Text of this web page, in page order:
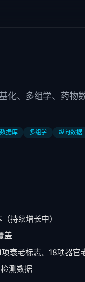
化、多组学、药物
据库 多组学 纵向数据
持续增长中）
盖
衰老标志、18项器官
测数据